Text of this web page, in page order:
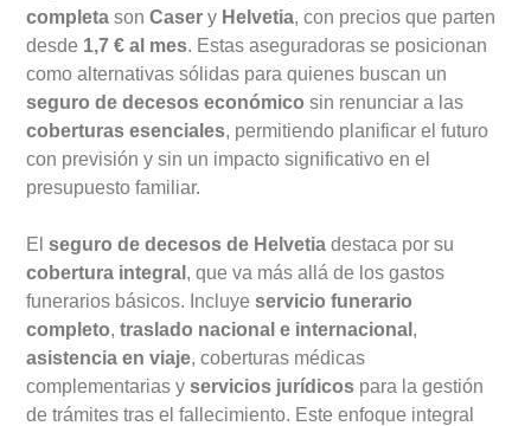
completa son Caser y Helvetia, con precios que parten
desde 1,7 € al mes. Estas aseguradoras se posicionan
como alternativas sólidas para quienes buscan un
seguro de decesos económico sin renunciar a las
coberturas esenciales, permitiendo planificar el futuro
con previsión y sin un impacto significativo en el
presupuesto familiar.
El seguro de decesos de Helvetia destaca por su
cobertura integral , que va más allá de los gastos
funerarios básicos. Incluye servicio funerario
completo, traslado nacional e internacional ,
asistencia en viaje, coberturas médicas
complementarias y servicios jurídicos para la gestión
de trámites tras el fallecimiento. Este enfoque integral